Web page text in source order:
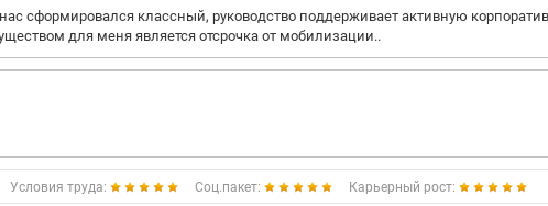
сформировался классный, руководство поддерживает активную
для меня является отсрочка от мобилизации..
Условия труда: Соц.пакет: Карьерный рост: